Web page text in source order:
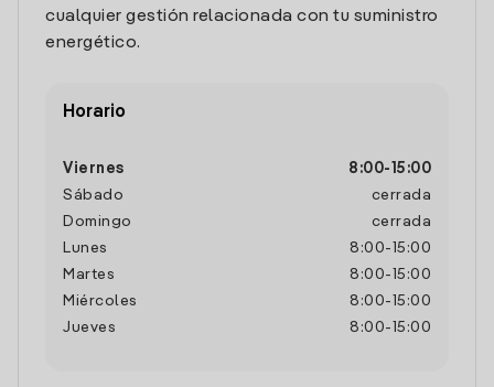
cualquier gestión relacionada con tu suministro
energético.
Horario
Viernes 8:00- 15:00
Sábado
cerrada
Domingo
cerrada
Lunes
8:00- 15:00
Martes
8:00- 15:00
Miércoles
8:00- 15:00
Jueves
8:00- 15:00